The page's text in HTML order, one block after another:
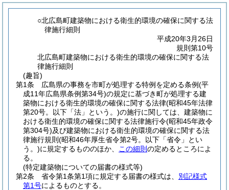
○北広島町建築物における衛生的環境の確保に関する法
律施行細則
平成20年3月26日
規則第10号
北広島町建築物における衛生的環境の確保に関する法
律施行細則
(趣旨)
第1条
広島県の事務を市町が処理する特例を定める条例(平
成11年広島県条例第34号)の規定に基づき町が処理する建
築物における衛生的環境の確保に関する法律(昭和45年法律
第20号。以下「法」という。)の施行に関しては、建築物に
おける衛生的環境の確保に関する法律施行令(昭和45年政令
第304号)及び建築物における衛生的環境の確保に関する法
律施行規則 (昭和46年厚生省令第2号。以下「省令」とい
う。)に規定するもののほか、 この細則 の定めるところによ
る。
(特定建築物についての届書の様式等)
第2条
省令第1条第1項に規定する届書の様式は、 別記様式
第1号によるものとする。